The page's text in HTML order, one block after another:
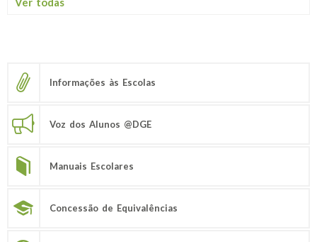
Informações às Escolas
Voz dos Alunos @DGE
Manuais Escolares
Concessão de Equivalências